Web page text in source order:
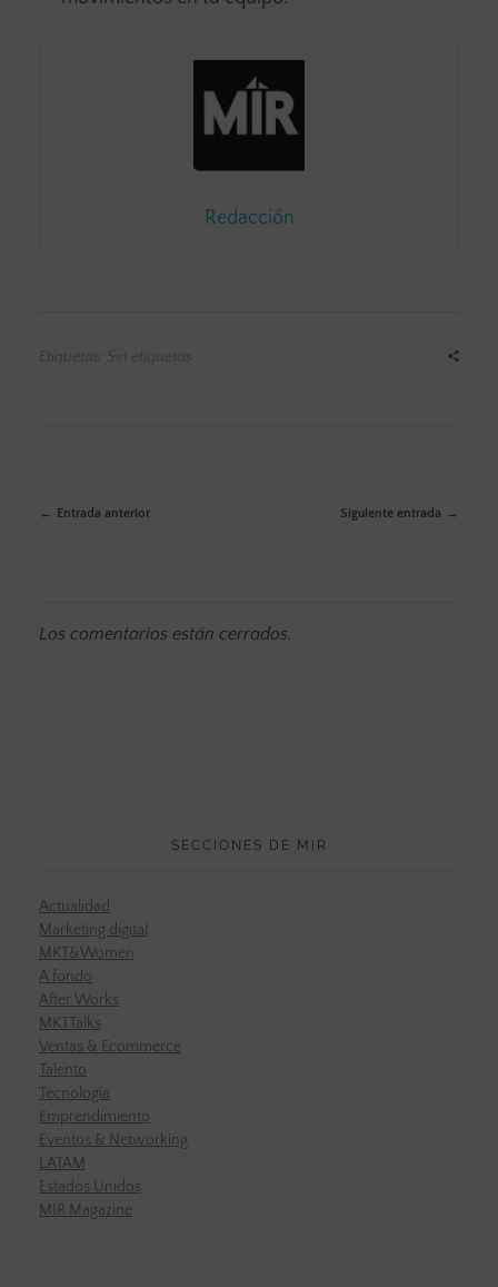
Redacción
Etiquetas: Sin etiquetas
Entrada anterior Siguiente entrada
Los comentarios están cerrados.
SECCIONES DE MIR
Actualidad
Marketing digital
MKT&Women
A fondo
After Works
MKTTalks
Ventas & Ecommerce
Talento
Tecnología
Emprendimiento
Eventos & Networking
LATAM
Estados Unidos
MIR Magazine